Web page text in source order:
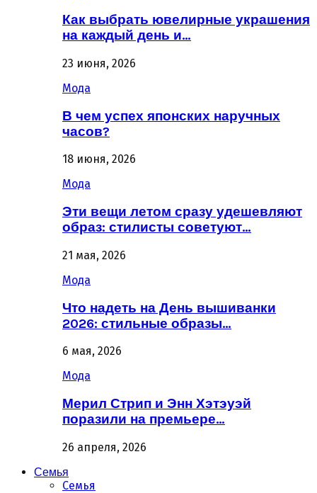
Как выбрать ювелирные украшения
на каждый день и…
23 июня, 2026
Мода
В чем успех японских наручных
часов?
18 июня, 2026
Мода
Эти вещи летом сразу удешевляют
образ: стилисты советуют…
21 мая, 2026
Мода
Что надеть на День вышиванки
2026: стильные образы…
6 мая, 2026
Мода
Мерил Стрип и Энн Хэтэуэй
поразили на премьере…
26 апреля, 2026
Семья
Семья